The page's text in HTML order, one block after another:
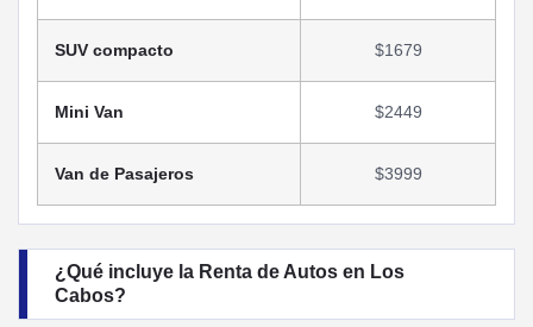
SUV compacto $1679
Mini Van $2449
Van de Pasajeros $3999
¿Qué incluye la Renta de Autos en Los
Cabos?